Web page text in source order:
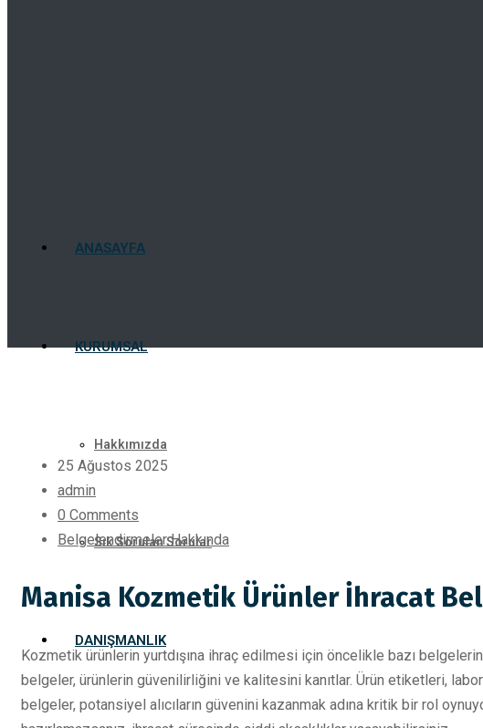
ANASAYFA
KURUMSAL
Hakkımızda
Sık Sorulan Sorular
DANIŞMANLIK
25 Ağustos 2025
admin
0 Comments
Belgelendirmeler Hakkında
Manisa Kozmetik Ürünler İhracat
Kozmetik ürünlerin yurtdışına ihraç edilmesi için öncelikle bazı
belgeler, ürünlerin güvenilirliğini ve kalitesini kanıtlar. Ürün etiketleri,
belgeler, potansiyel alıcıların güvenini kazanmak adına kritik bir rol